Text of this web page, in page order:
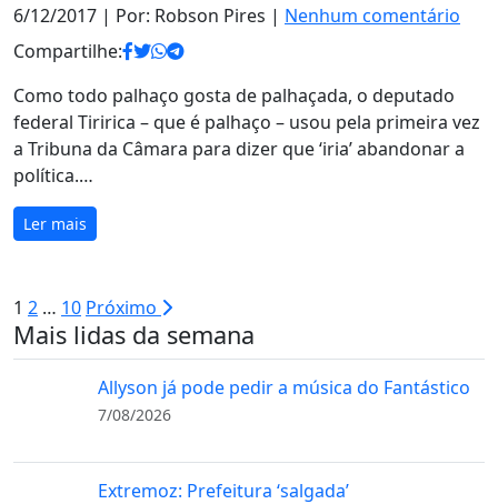
6/12/2017 | Por: Robson Pires | Nenhum comentário
Compartilhe:
Como todo palhaço gosta de palhaçada, o deputado
federal Tiririca – que é palhaço – usou pela primeira vez
a Tribuna da Câmara para dizer que ‘iria’ abandonar a
política.…
Ler mais
Paginação
de
1 2 … 10 Próximo
Mais lidas da semana
Allyson já pode pedir a música do Fantástico
7/08/2026
Extremoz: Prefeitura ‘salgada’